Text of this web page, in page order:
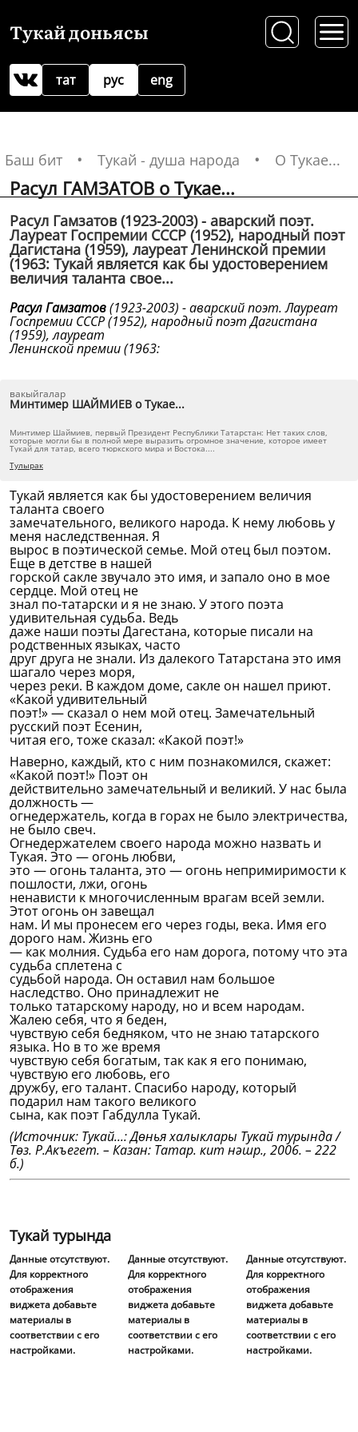
Тукай доньясы
рус
тат eng
Баш бит Тукай - душа народа О Тукае...
Расул ГАМЗАТОВ о Тукае...
Расул Гамзатов (1923-2003) - аварский поэт.
Лауреат Госпремии СССР (1952), народный поэт
Дагистана (1959), лауреат Ленинской премии
(1963: Тукай является как бы удостоверением
величия таланта свое...
Расул Гамзатов(1923-2003) - аварский поэт. Лауреат
Госпремии СССР (1952), народный поэт Дагистана
(1959), лауреат
Ленинской премии (1963:
вакыйгалар
Минтимер ШАЙМИЕВ о Тукае...
Минтимер Шаймиев, первый Президент Республики Татарстан: Нет таких слов,
которые могли бы в полной мере выразить огромное значение, которое имеет
Тукай для татар, всего тюркского мира и Востока....
Тулырак
Тукай является как бы удостоверением величия
таланта своего
замечательного, великого народа. К нему любовь у
меня наследственная. Я
вырос в поэтической семье. Мой отец был поэтом.
Еще в детстве в нашей
горской сакле звучало это имя, и запало оно в мое
сердце. Мой отец не
знал по-татарски и я не знаю. У этого поэта
удивительная судьба. Ведь
даже наши поэты Дагестана, которые писали на
родственных языках, часто
друг друга не знали. Из далекого Татарстана это имя
шагало через моря,
через реки. В каждом доме, сакле он нашел приют.
«Какой удивительный
поэт!» — сказал о нем мой отец. Замечательный
русский поэт Есенин,
читая его, тоже сказал: «Какой поэт!»
Наверно, каждый, кто с ним познакомился, скажет:
«Какой поэт!» Поэт он
действительно замечательный и великий. У нас была
должность —
огнедержатель, когда в горах не было электричества,
не было свеч.
Огнедержателем своего народа можно назвать и
Тукая. Это — огонь любви,
это — огонь таланта, это — огонь непримиримости к
пошлости, лжи, огонь
ненависти к многочисленным врагам всей земли.
Этот огонь он завещал
нам. И мы пронесем его через годы, века. Имя его
дорого нам. Жизнь его
— как молния. Судьба его нам дорога, потому что эта
судьба сплетена с
судьбой народа. Он оставил нам большое
наследство. Оно принадлежит не
только татарскому народу, но и всем народам.
Жалею себя, что я беден,
чувствую себя бедняком, что не знаю татарского
языка. Но в то же время
чувствую себя богатым, так как я его понимаю,
чувствую его любовь, его
дружбу, его талант. Спасибо народу, который
подарил нам такого великого
сына, как поэт Габдулла Тукай.
(Источник: Тукай...: Дөнья халыклары Тукай турында /
Төз. Р.Акъегет. – Казан: Татар. кит нәшр., 2006. – 222
б.)
Тукай турында
Данные отсутствуют.
Для корректного
отображения
виджета добавьте
материалы в
соответствии с его
настройками.
Данные отсутствуют.
Для корректного
отображения
виджета добавьте
материалы в
соответствии с его
настройками.
Данные отсутствуют.
Для корректного
отображения
виджета добавьте
материалы в
соответствии с его
настройками.